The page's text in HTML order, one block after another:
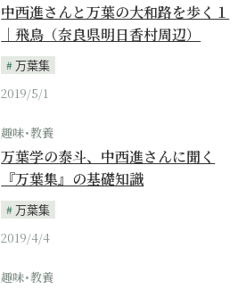
中西進さんと万葉の大和路を歩く１
｜飛鳥（奈良県明日香村周辺）
万葉集
2019/5/1
趣味･教養
万葉学の泰斗、中西進さんに聞く
『万葉集』の基礎知識
万葉集
2019/4/4
趣味･教養